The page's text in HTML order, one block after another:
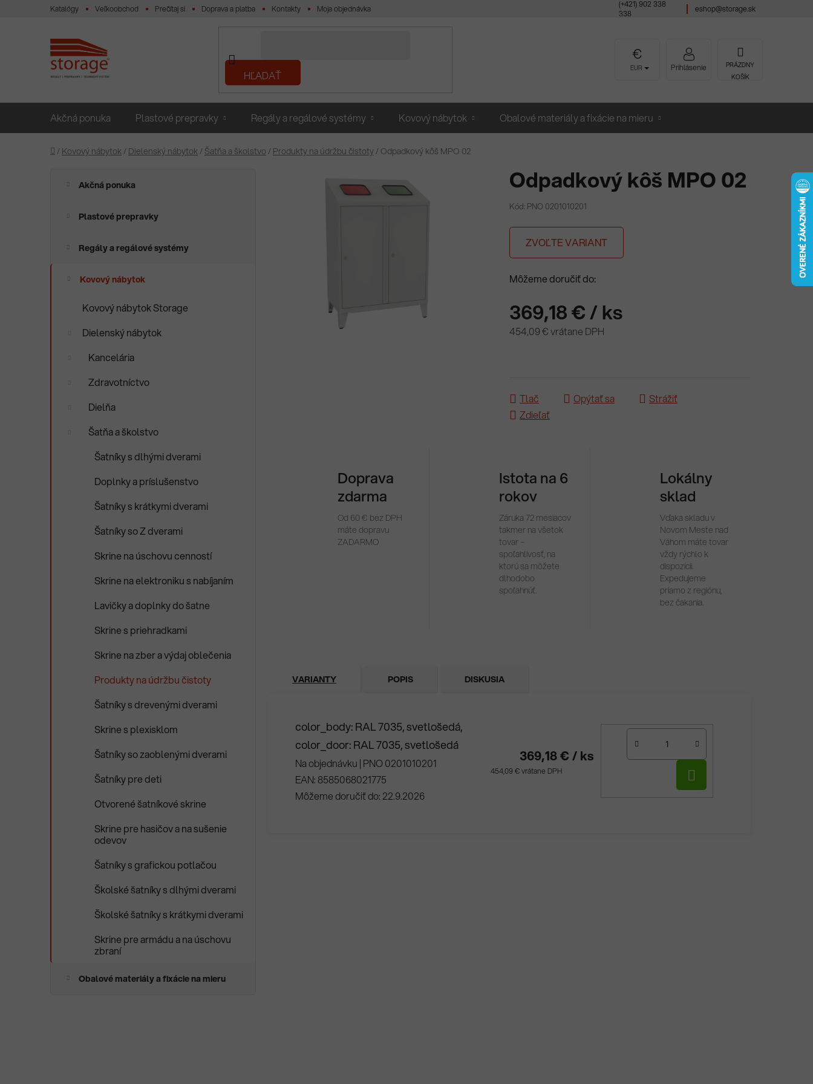
Katalógy Veľkoobchod Prečítaj si Doprava a platba Kontakty Moja objednávka
(+421) 902 338
338
eshop@storage.sk
HĽADAŤ
EUR Prihlásenie NÁKUPNÝ
KOŠÍK
PRÁZDNY
KOŠÍK
Akčná ponuka Plastové prepravky Regály a regálové systémy Kovový nábytok Obalové materiály a fixácie na mieru
Domov
/ Kovový nábytok/ Dielenský nábytok/ Šatňa a školstvo / Produkty na údržbu čistoty/ Odpadkový kôš MPO 02
a
kategórie
i
Akčná ponuka
Plastové prepravky
Regály a regálové systémy
Kovový nábytok
Kovový nábytok Storage
Dielenský nábytok
Kancelária
Zdravotníctvo
Dielňa
Šatňa a školstvo
Šatníky s dlhými dverami
Doplnky a príslušenstvo
Šatníky s krátkymi dverami
Šatníky so Z dverami
Skrine na úschovu cenností
Skrine na elektroniku s nabíjaním
Lavičky a doplnky do šatne
Skrine s priehradkami
Skrine na zber a výdaj oblečenia
Produkty na údržbu čistoty
Šatníky s drevenými dverami
Skrine s plexisklom
Šatníky so zaoblenými dverami
Šatníky pre deti
Otvorené šatníkové skrine
Skrine pre hasičov a na sušenie
odevov
Šatníky s grafickou potlačou
Školské šatníky s dlhými dverami
Školské šatníky s krátkymi dverami
Skrine pre armádu a na úschovu
zbraní
Obalové materiály a fixácie na mieru
Odpadkový kôš MPO 02
Kód: PNO 0201010201
ZVOĽTE VARIANT
Môžeme doručiť do:
369,18 €/ ks
454,09 € vrátane DPH
Tlač Opýtať sa
Strážiť
Zdieľať
Doprava
zdarma
Od 60 € bez DPH
máte dopravu
ZADARMO
Istota na 6
rokov
Záruka 72 mesiacov
takmer na všetok
tovar –
spoľahlivosť, na
ktorú sa môžete
dlhodobo
spoľahnúť.
Lokálny
sklad
Vďaka skladu v
Novom Meste nad
Váhom máte tovar
vždy rýchlo k
dispozícii.
Expedujeme
priamo z regiónu,
bez čakania.
VARIANTY POPIS DISKUSIA
color_body: RAL 7035, svetlošedá,
color_door: RAL 7035, svetlošedá
Na objednávku | PNO 0201010201
EAN:8585068021775
Môžeme doručiť do: 22.9.2026
369,18 € / ks
454,09 € vrátane DPH
KOŠÍKA